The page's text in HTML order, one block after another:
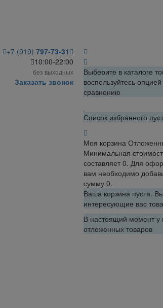
+7 (919) 797-73-31
10:00-22:00
без выходных
Заказать звонок
Выберите в каталоге
воспользуйтесь
сравнению
Список избранного пуст
Моя корзина
Минимальная
составляет 0. Для
вам необходимо
сумму 0.
Ваша корзина пуста.
интересующие вас
В настоящий момент у
отложенных товаров